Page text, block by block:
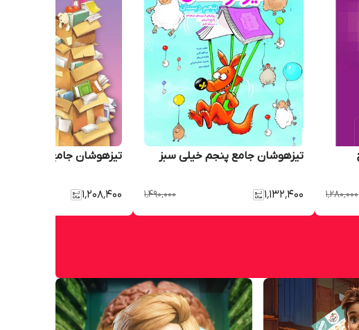
۱٬۲۸۰٬۰۰۰
تیزهوشان جامع پنجم خیلی سبز
۱٬۱۳۲٬۴۰۰ ۱٬۴۹۰٬۰۰۰
تیزهوشان جامع چهارم
۱٬۲۰۸٬۴۰۰